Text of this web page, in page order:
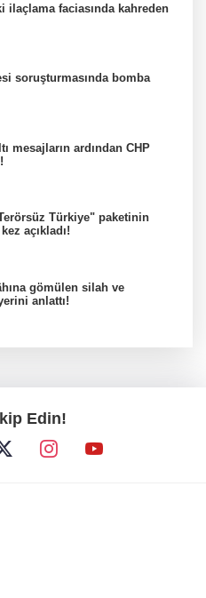
ilaçlama faciasında kahreden
soruşturmasında bomba
mesajların ardından CHP
Türkiye" paketinin
açıkladı!
gömülen silah ve
anlattı!
Edin!